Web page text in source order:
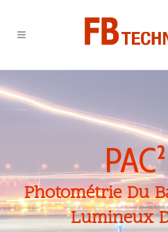
Photométrie Du
Lumineux